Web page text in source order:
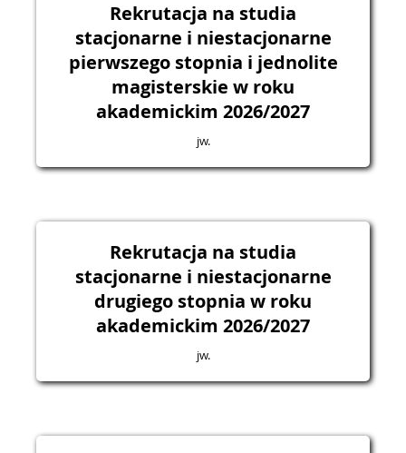
Rekrutacja na studia
stacjonarne i niestacjonarne
pierwszego stopnia i jednolite
magisterskie w roku
akademickim 2026/2027
jw.
Rekrutacja na studia
stacjonarne i niestacjonarne
drugiego stopnia w roku
akademickim 2026/2027
jw.